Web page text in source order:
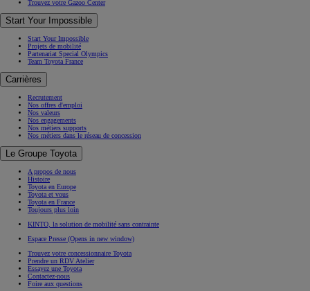
Trouvez votre Gazoo Center
Start Your Impossible
Start Your Impossible
Projets de mobilité
Partenariat Special Olympics
Team Toyota France
Carrières
Recrutement
Nos offres d'emploi
Nos valeurs
Nos engagements
Nos métiers supports
Nos métiers dans le réseau de concession
Le Groupe Toyota
A propos de nous
Histoire
Toyota en Europe
Toyota et vous
Toyota en France
Toujours plus loin
KINTO, la solution de mobilité sans contrainte
Espace Presse (Opens in new window)
Trouvez votre concessionnaire Toyota
Prendre un RDV Atelier
Essayez une Toyota
Contactez-nous
Foire aux questions